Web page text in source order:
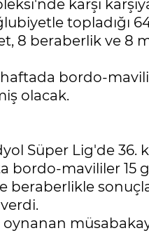
karşı
topladığı
8 beraberlik ve 8
bordo-
olacak.
Süper Lig'de 36.
bordo-mavililer
beraberlikle